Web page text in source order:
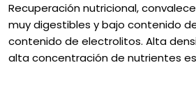
Recuperación nutricional,
muy digestibles y bajo contenido
contenido de electrolitos. Alta
alta concentración de nutrientes